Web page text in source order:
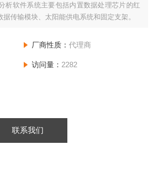
析软件系统主要包括内置数据处理芯片的红
传输模块、太阳能供电系统和固定支架。
厂商性质： 代理商
访问量： 2282
联系我们